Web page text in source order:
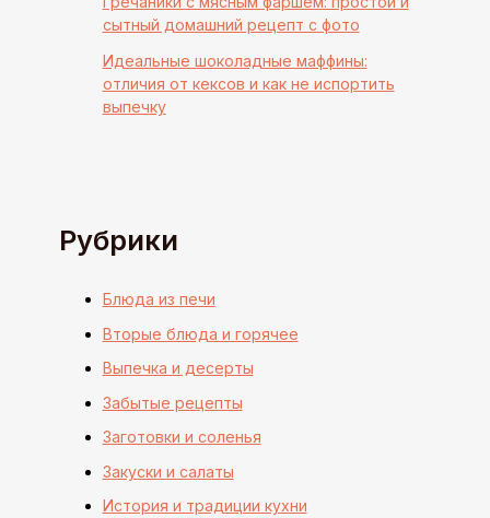
сытный домашний рецепт с фото
Идеальные шоколадные маффины:
отличия от кексов и как не испортить
выпечку
Рубрики
Блюда из печи
Вторые блюда и горячее
Выпечка и десерты
Забытые рецепты
Заготовки и соленья
Закуски и салаты
История и традиции кухни